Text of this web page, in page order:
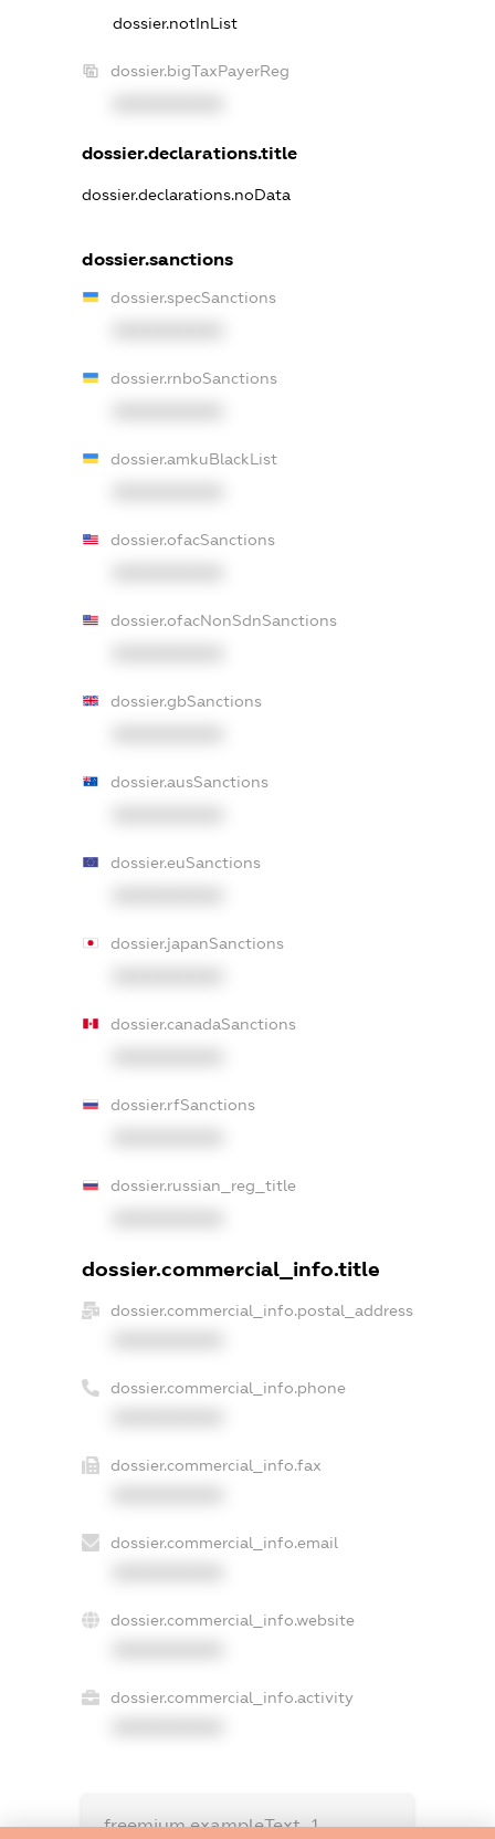
dossier.notInList
dossier.bigTaxPayerReg
dossier.declarations.title
dossier.declarations.noData
dossier.sanctions
dossier.specSanctions
dossier.rnboSanctions
dossier.amkuBlackList
dossier.ofacSanctions
dossier.ofacNonSdnSanctions
dossier.gbSanctions
dossier.ausSanctions
dossier.euSanctions
dossier.japanSanctions
dossier.canadaSanctions
dossier.rfSanctions
dossier.russian_reg_title
dossier.commercial_info.title
dossier.commercial_info.postal_address
dossier.commercial_info.phone
dossier.commercial_info.fax
dossier.commercial_info.email
dossier.commercial_info.website
dossier.commercial_info.activity
freemium.exampleText_1